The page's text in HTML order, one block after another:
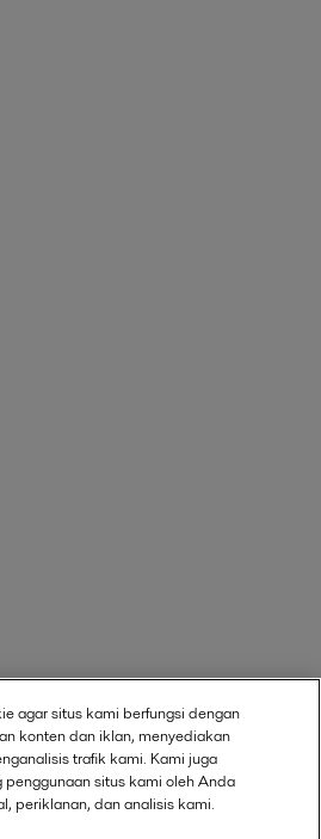
agar situs kami berfungsi dengan
konten dan iklan, menyediakan
trafik kami. Kami juga
situs kami oleh Anda
periklanan, dan analisis kami.